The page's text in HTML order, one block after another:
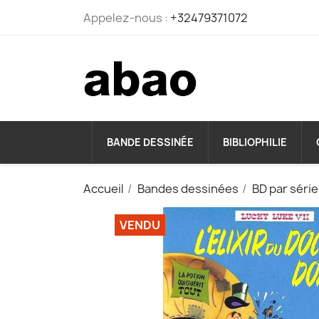
Appelez-nous : +32479371072
BANDE DESSINÉE BIBLIOPHILIE
Accueil Bandes dessinées BD par
VENDU